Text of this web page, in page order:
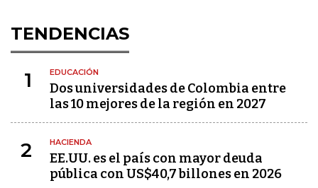
TENDENCIAS
1 EDUCACIÓN
Dos universidades de Colombia entre
las 10 mejores de la región en 2027
2 HACIENDA
EE.UU. es el país con mayor deuda
pública con US$40,7 billones en 2026